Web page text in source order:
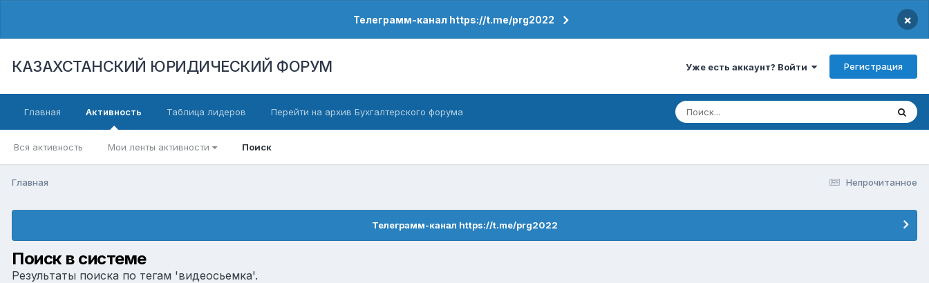
Телеграмм-канал https://t.me/prg2022 ×
КАЗАХСТАНСКИЙ ЮРИДИЧЕСКИЙ ФОРУМ Уже есть аккаунт? Войти Регистрация
Главная Активность
Вся активность Мои ленты активности Поиск
Таблица лидеров Перейти на архив Бухгалтерского форума
Непрочитанное
Главная
Телеграмм-канал https://t.me/prg2022
Поиск в системе
Результаты поиска по тегам 'видеосьемка'.